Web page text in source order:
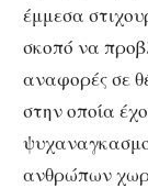
έμμεσα
σκοπό να
αναφορές σε
στην οποία
ανθρώπων